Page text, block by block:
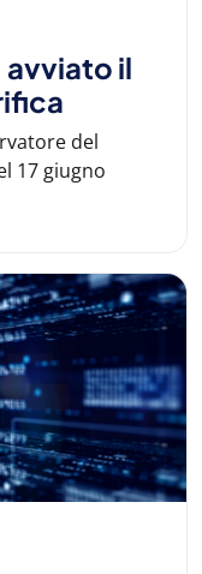
il
del
17 giugno